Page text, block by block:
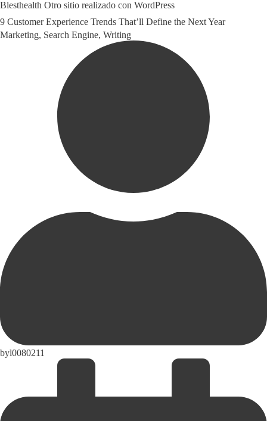
Blesthealth Otro sitio realizado con WordPress
to
content
9 Customer Experience Trends That’ll Define the Next Year
Category
Marketing, Search Engine, Writing
byl0080211